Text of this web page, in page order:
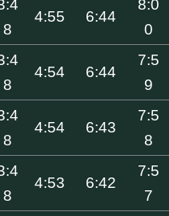
8
4:55 6:44
8:0
0
8
4:54 6:44
7:5
9
8
4:54 6:43
7:5
8
8
4:53 6:42
7:5
7